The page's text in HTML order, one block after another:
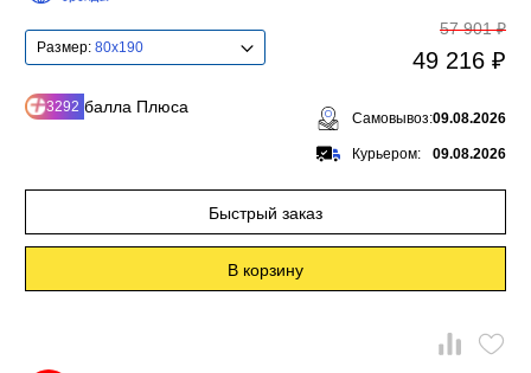
Размер: 80x190
3292 балла Плюса
57 901 ₽
49 216 ₽
Самовывоз:09.08.2026
Курьером: 09.08.2026
Быстрый заказ
В корзину